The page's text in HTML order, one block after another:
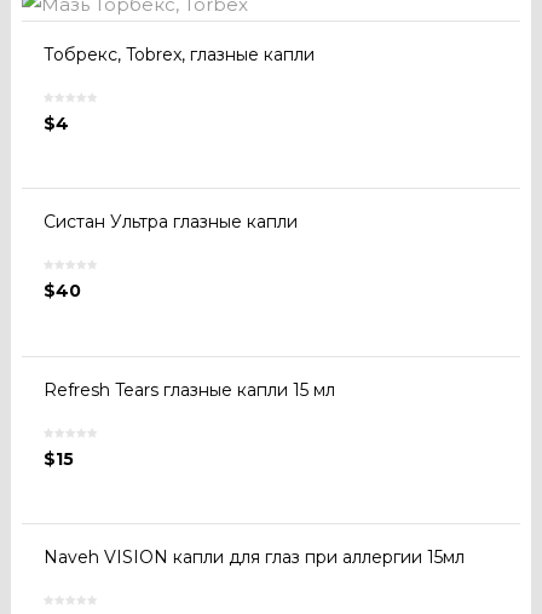
Тобрекс, Tobrex, глазные капли
$4
Систан Ультра глазные капли
$40
Refresh Tears глазные капли 15 мл
$15
Naveh VISION капли для глаз при аллергии 15мл